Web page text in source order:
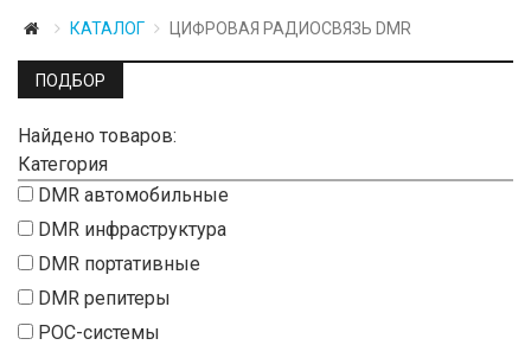
КАТАЛОГ ЦИФРОВАЯ РАДИОСВЯЗЬ DMR
ПОДБОР
Найдено товаров:
Категория
DMR автомобильные
DMR инфраструктура
DMR портативные
DMR репитеры
POC-системы